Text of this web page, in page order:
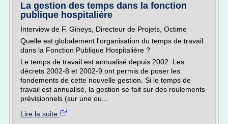
La gestion des temps dans la fonction
publique hospitalière
Interview de F. Gineys, Directeur de Projets, Octime
Quelle est globalement l'organisation du temps de travail
dans la Fonction Publique Hospitalière ?
Le temps de travail est annualisé depuis 2002. Les
décrets 2002-8 et 2002-9 ont permis de poser les
fondements de cette nouvelle gestion. Si le temps de
travail est annualisé, la gestion se fait sur des roulements
prévisionnels (sur une ou...
Lire la suite